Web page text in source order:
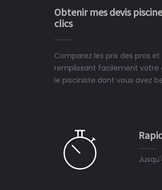
Obtenir mes devis
clics
Comparez les prix des pros
remplissant facilement votre
le pisciniste dont vous avez
ne peut plus s'en passer.
Le